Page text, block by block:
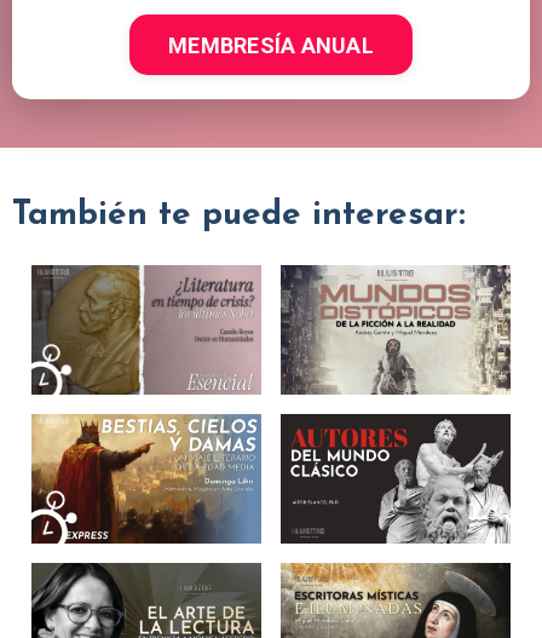
MEMBRESÍA ANUAL
También te puede interesar: